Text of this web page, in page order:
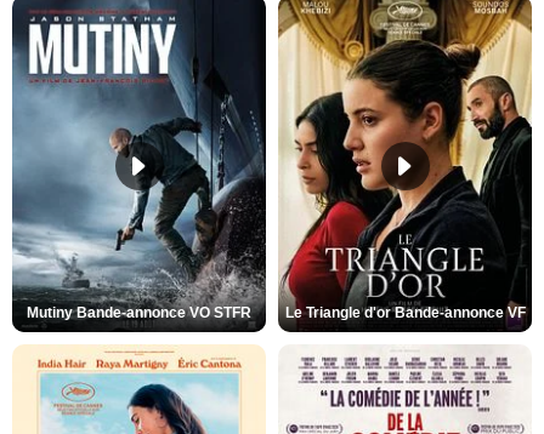
Mutiny Bande-annonce VO STFR Le Triangle d'or Bande-annonce VF